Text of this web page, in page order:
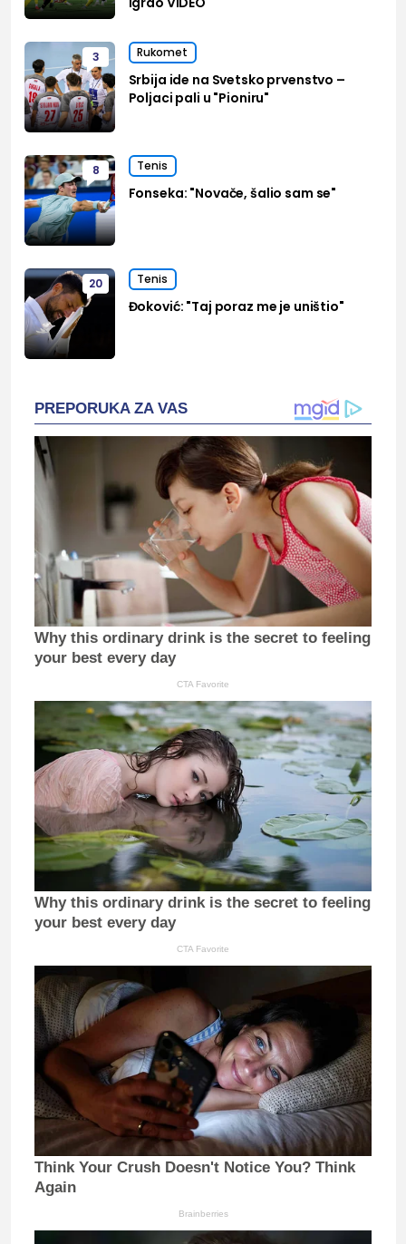
3 Rukomet
Srbija ide na Svetsko prvenstvo –
Poljaci pali u "Pioniru"
8 Tenis
Fonseka: "Novače, šalio sam se"
20 Tenis
Đoković: "Taj poraz me je uništio"
PREPORUKA ZA VAS
Why this ordinary drink is the secret to feeling
your best every day
CTA Favorite
Why this ordinary drink is the secret to feeling
your best every day
CTA Favorite
Think Your Crush Doesn't Notice You? Think
Again
Brainberries